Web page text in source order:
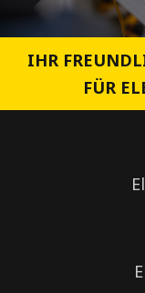
IHR
FÜR